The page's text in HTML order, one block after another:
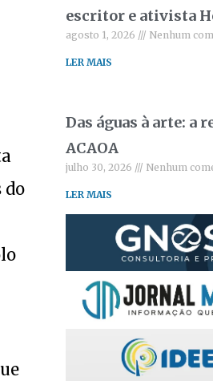
do
escritor e ativista
agosto 1, 2026 Nenhum
LER MAIS
Das águas à arte: a
ACAOA
julho 30, 2026 Nenhum
LER MAIS